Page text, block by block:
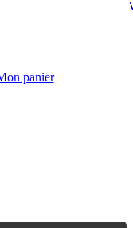
panier